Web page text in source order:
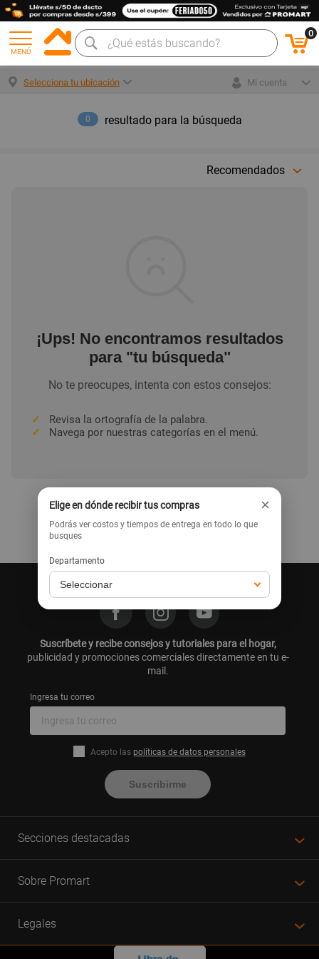
MENÚ
0
Selecciona tu ubicación Mi cuenta
0 resultado para la búsqueda
Recomendados
¡Ups! No encontramos resultados
para "tu búsqueda"
No te preocupes, intenta con estos consejos:
✓
Revisa la ortografía de la palabra.
✓
Navega por nuestras categorías en el menú.
Ir a la home
Síguenos en nuestras redes:
Suscríbete y recibe consejos y tutoriales para el hogar,
publicidad y promociones comerciales directamente en tu e-
mail.
Ingresa tu correo
Acepto las políticas de datos personales
Suscribirme
Secciones destacadas
Sobre Promart
Legales
Elige en dónde recibir tus compras ×
Podrás ver costos y tiempos de entrega en todo lo que
busques
Departamento